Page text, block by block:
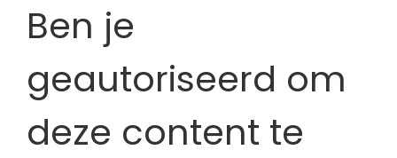
Ben je
geautoriseerd om
deze content te